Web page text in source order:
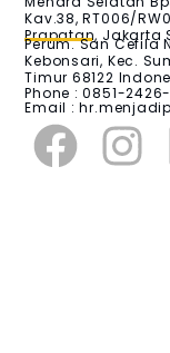
Kav.38, RT006/
Prapatan, Jakarta
Perum. San Cefila
Kebonsari, Kec.
Timur 68122
Phone : 0851-
Email :